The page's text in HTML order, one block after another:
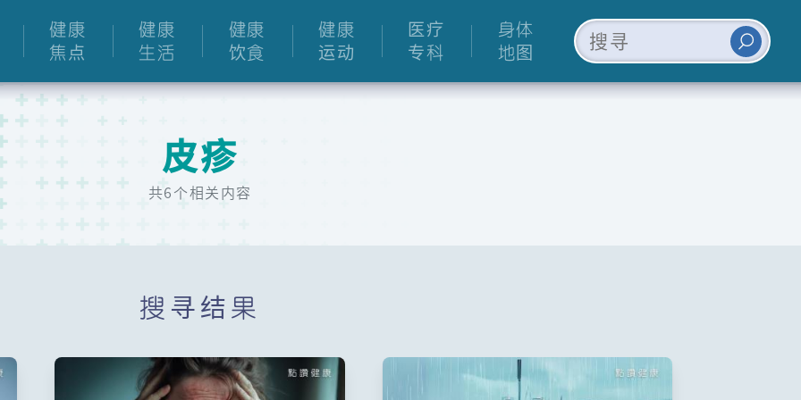
健康
焦点
健康
生活
健康
饮食
健康
运动
医疗
专科
身体
地图
皮疹
共6个相关内容
搜寻结果